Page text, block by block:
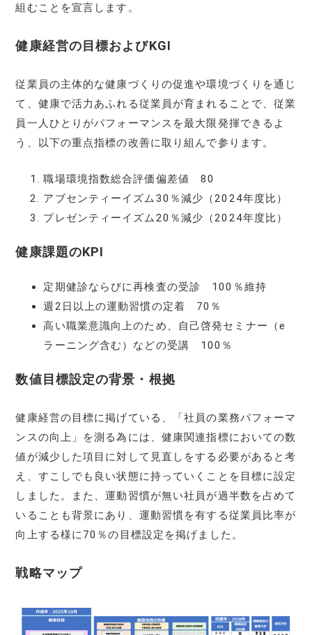
組むことを宣言します。
健康経営の目標およびKGI
従業員の主体的な健康づくりの促進や環境づくりを通じ
て、健康で活力あふれる従業員が育まれることで、従業
員一人ひとりがパフォーマンスを最大限発揮できるよ
う、以下の重点指標の改善に取り組んで参ります。
職場環境指数総合評価偏差値 80
アブセンティーイズム30％減少（2024年度比）
プレゼンティーイズム20％減少（2024年度比）
健康課題のKPI
定期健診ならびに再検査の受診 100％維持
週2日以上の運動習慣の定着 70％
高い職業意識向上のため、自己啓発セミナー（e
ラーニング含む）などの受講 100％
数値目標設定の背景・根拠
健康経営の目標に掲げている、「社員の業務パフォーマ
ンスの向上」を測る為には、健康関連指標においての数
値が減少した項目に対して見直しをする必要があると考
え、すこしでも良い状態に持っていくことを目標に設定
しました。また、運動習慣が無い社員が過半数を占めて
いることも背景にあり、運動習慣を有する従業員比率が
向上する様に70％の目標設定を掲げました。
戦略マップ